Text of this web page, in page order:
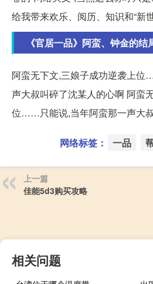
给我带来欢乐、阅历、知识和“新世
《官居一品》阿蛮、钟金的结
阿蛮无下文,三娘子成功逆袭上
声大叔叫碎了沈某人的心啊 阿蛮
位……只能说,当年阿蛮那一声大叔
网络标签： 一品
上一篇
佳能5d3购买攻略
相关问题